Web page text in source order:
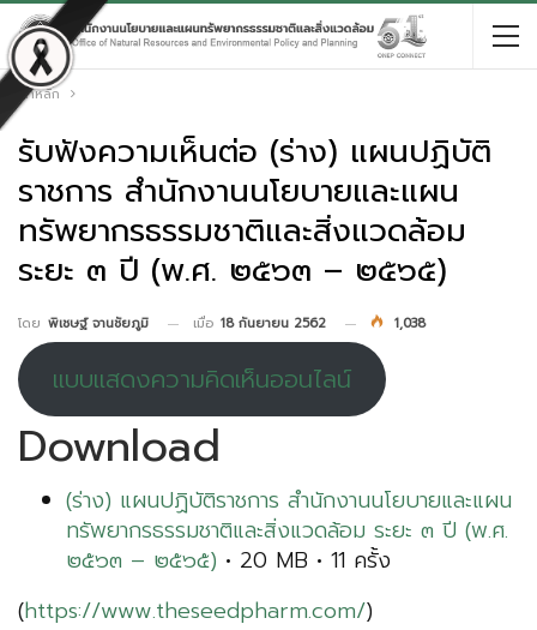
หน้าหลัก
รับฟังความเห็นต่อ (ร่าง) แผนปฏิบัติ
ราชการ สำนักงานนโยบายและแผน
ทรัพยากรธรรมชาติและสิ่งแวดล้อม
ระยะ ๓ ปี (พ.ศ. ๒๕๖๓ – ๒๕๖๕)
โดย พิเชษฐ์ จานชัยภูมิ เมื่อ 18 กันยายน 2562 1,038
แบบแสดงความคิดเห็นออนไลน์
Download
(ร่าง) แผนปฏิบัติราชการ สำนักงานนโยบายและแผน
ทรัพยากรธรรมชาติและสิ่งแวดล้อม ระยะ ๓ ปี (พ.ศ.
๒๕๖๓ – ๒๕๖๕) • 20 MB • 11 ครั้ง
(https://www.theseedpharm.com/)